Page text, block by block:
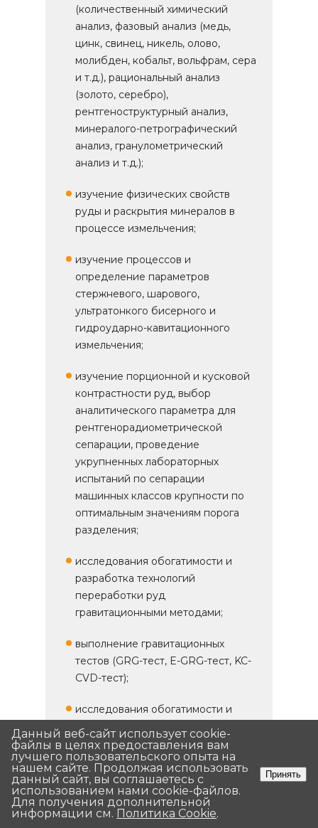
(количественный химический
анализ, фазовый анализ (медь,
цинк, свинец, никель, олово,
молибден, кобальт, вольфрам, сера
и т.д.), рациональный анализ
(золото, серебро),
рентгеноструктурный анализ,
минералого-петрографический
анализ, гранулометрический
анализ и т.д.);
изучение физических свойств
руды и раскрытия минералов в
процессе измельчения;
изучение процессов и
определение параметров
стержневого, шарового,
ультратонкого бисерного и
гидроударно-кавитационного
измельчения;
изучение порционной и кусковой
контрастности руд, выбор
аналитического параметра для
рентгенорадиометрической
сепарации, проведение
укрупненных лабораторных
испытаний по сепарации
машинных классов крупности по
оптимальным значениям порога
разделения;
исследования обогатимости и
разработка технологий
переработки руд
гравитационными методами;
выполнение гравитационных
тестов (GRG-тест, E-GRG-тест, KC-
CVD-тест);
исследования обогатимости и
разработка технологий
переработки руд флотационными
методами;
подбор и обоснование
оптимальных режимов флотации
Данный веб-сайт использует cookie-
файлы в целях предоставления вам
лучшего пользовательского опыта на
нашем сайте. Продолжая использовать
данный сайт, вы соглашаетесь с
использованием нами cookie-файлов.
Для получения дополнительной
информации см. Политика Cookie.
Принять
Данный веб-сайт использует cookie-
файлы в целях предоставления вам
лучшего пользовательского опыта на
нашем сайте. Продолжая использовать
данный сайт, вы соглашаетесь с
использованием нами cookie-файлов.
Для получения дополнительной
информации см. Политика Cookie.
Принять